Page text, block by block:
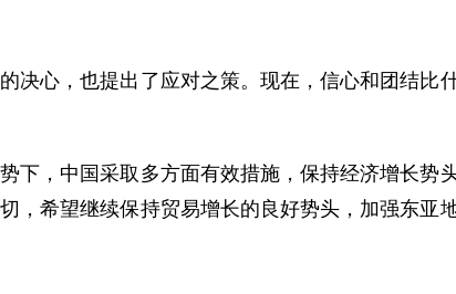
心，也提出了应对之策。现在，信心和团结比
，中国采取多方面有效措施，保持经济增长势
，希望继续保持贸易增长的良好势头，加强东亚